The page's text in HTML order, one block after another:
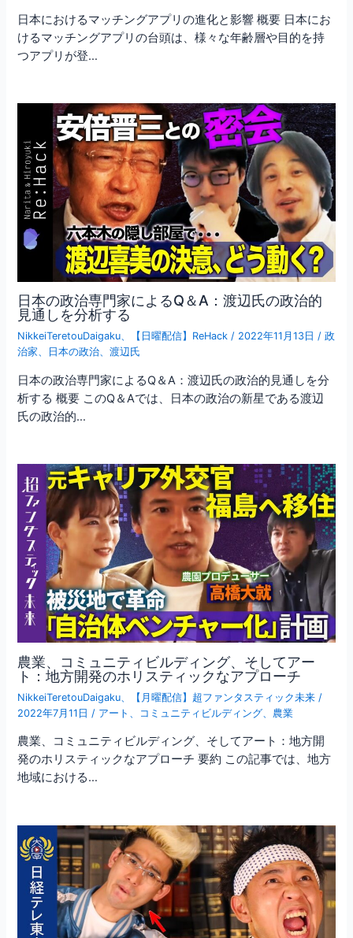
日本におけるマッチングアプリの進化と影響 概要 日本にお
けるマッチングアプリの台頭は、様々な年齢層や目的を持
つアプリが登…
日本の政治専門家によるQ＆A：渡辺氏の政治的
見通しを分析する
NikkeiTeretouDaigaku、 【日曜配信】ReHack / 2022年11月13日 /政
治家、 日本の政治、渡辺氏
日本の政治専門家によるQ＆A：渡辺氏の政治的見通しを分
析する 概要 このQ＆Aでは、日本の政治の新星である渡辺
氏の政治的…
農業、コミュニティビルディング、そしてアー
ト：地方開発のホリスティックなアプローチ
NikkeiTeretouDaigaku 【月曜配信】超ファンタスティック未来 /
2022年7月11日 / アート コミュニティビルディング 農業
農業、コミュニティビルディング、そしてアート：地方開
発のホリスティックなアプローチ 要約 この記事では、地方
地域における…